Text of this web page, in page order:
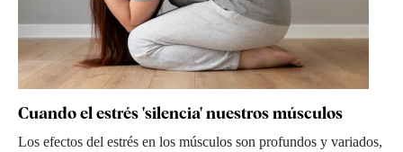
Cuando el estrés 'silencia' nuestros músculos
Los efectos del estrés en los músculos son profundos y variados,